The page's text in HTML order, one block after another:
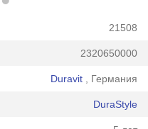
21508
2320650000
Duravit , Германия
DuraStyle